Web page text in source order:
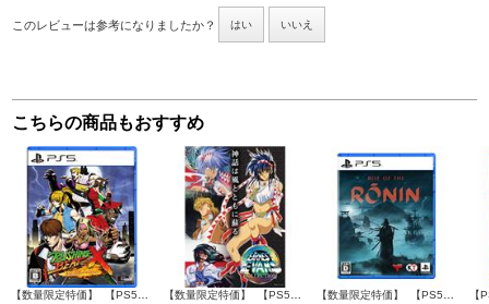
このレビューは参考になりましたか？ はい いいえ
こちらの商品もおすすめ